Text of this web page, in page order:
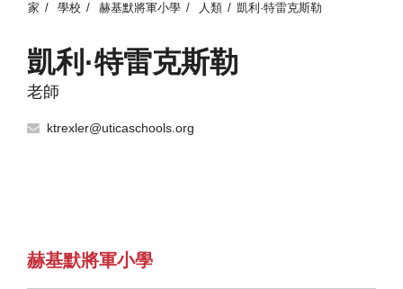
家 學校 赫基默將軍小學 人類 凱利·特雷克斯勒
凱利·特雷克斯勒
老師
ktrexler@uticaschools.org
赫基默將軍小學